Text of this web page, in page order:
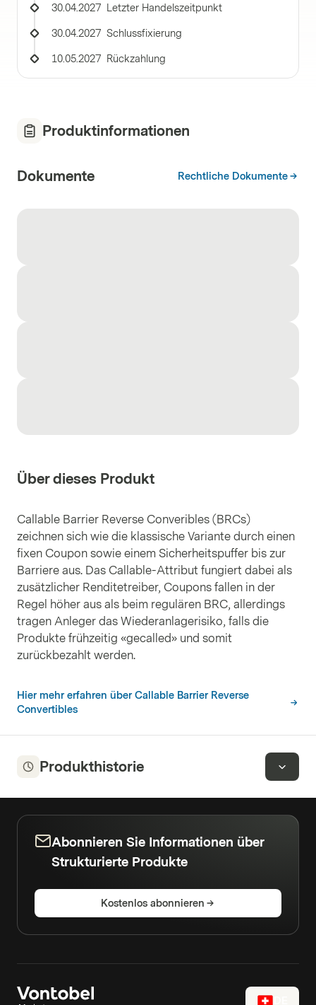
30.04.2027 Letzter Handelszeitpunkt
30.04.2027 Schlussfixierung
10.05.2027 Rückzahlung
Produktinformationen
Dokumente Rechtliche Dokumente
Über dieses Produkt
Callable Barrier Reverse Converibles (BRCs)
zeichnen sich wie die klassische Variante durch einen
fixen Coupon sowie einem Sicherheitspuffer bis zur
Barriere aus. Das Callable-Attribut fungiert dabei als
zusätzlicher Renditetreiber, Coupons fallen in der
Regel höher aus als beim regulären BRC, allerdings
tragen Anleger das Wiederanlagerisiko, falls die
Produkte frühzeitig «gecalled» und somit
zurückbezahlt werden.
Hier mehr erfahren über Callable Barrier Reverse
Convertibles
Produkthistorie
Abonnieren Sie Informationen über
Strukturierte Produkte
Kostenlos abonnieren